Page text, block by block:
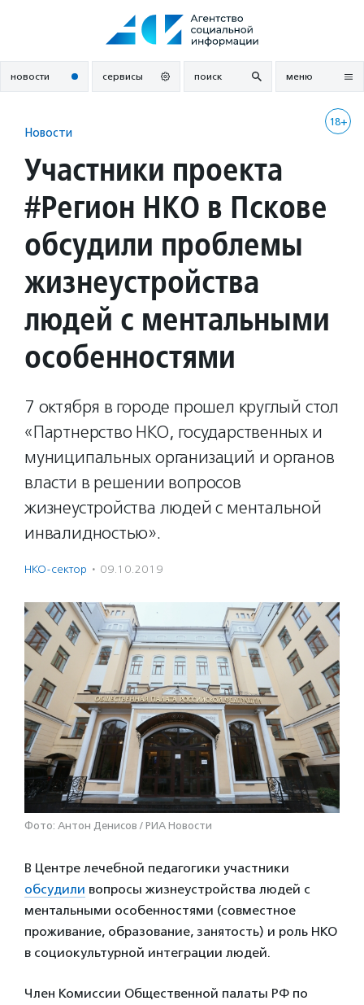
новости сервисы поиск меню
18+
Новости
Участники проекта
#Регион НКО в Пскове
обсудили проблемы
жизнеустройства
людей с ментальными
особенностями
7 октября в городе прошел круглый стол
«Партнерство НКО, государственных и
муниципальных организаций и органов
власти в решении вопросов
жизнеустройства людей с ментальной
инвалидностью».
НКО-сектор · 09.10.2019
Фото: Антон Денисов / РИА Новости
В Центре лечебной педагогики участники
обсудили вопросы жизнеустройства людей с
ментальными особенностями (совместное
проживание, образование, занятость) и роль НКО
в социокультурной интеграции людей.
Член Комиссии Общественной палаты РФ по